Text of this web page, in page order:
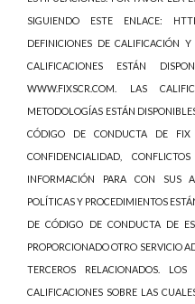
SIGUIENDO ESTE ENLACE:
DEFINICIONES DE CALIFICACIÓN
CALIFICACIONES ESTÁN
WWW.FIXSCR.COM. LAS
METODOLOGÍAS ESTÁN
CÓDIGO DE CONDUCTA DE
CONFIDENCIALIDAD,
INFORMACIÓN PARA CON SUS
POLÍTICAS Y PROCEDIMIENTOS
DE CÓDIGO DE CONDUCTA DE
PROPORCIONADO OTRO SERVICIO
TERCEROS RELACIONADOS.
CALIFICACIONES SOBRE LAS